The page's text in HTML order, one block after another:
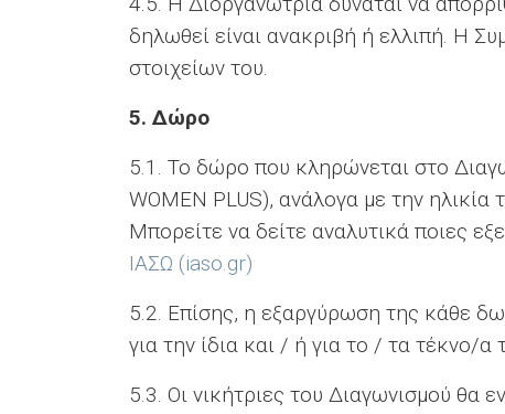
δηλωθεί είναι ανακριβή ή ελλιπή. Η
στοιχείων του.
5. Δώρο
5.1. Το δώρο που κληρώνεται στο
WOMEN PLUS), ανάλογα με την
Μπορείτε να δείτε αναλυτικά ποιες
ΙΑΣΩ (iaso.gr)
5.2. Επίσης, η εξαργύρωση της κάθε
για την ίδια και / ή για το / τα τέκνο/α
5.3. Οι νικήτριες του Διαγωνισμού